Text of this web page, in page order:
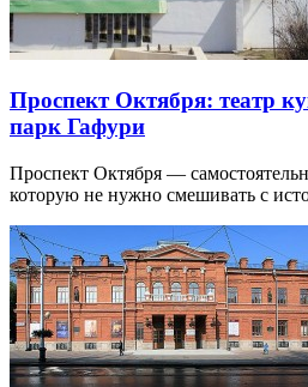
Проспект Октября: театр
парк Гафури
Проспект Октября —
которую не нужно смешивать с